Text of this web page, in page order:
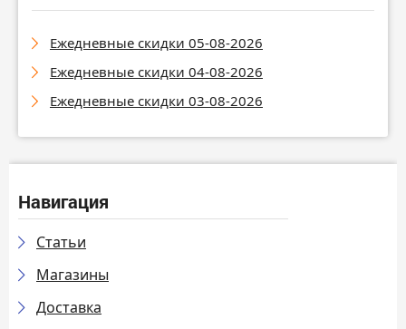
Ежедневные скидки 05-08-2026
Ежедневные скидки 04-08-2026
Ежедневные скидки 03-08-2026
Навигация
Статьи
Магазины
Доставка